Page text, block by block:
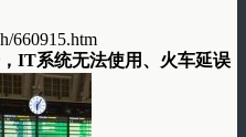
660915.htm
IT系统无法使用、火车延误